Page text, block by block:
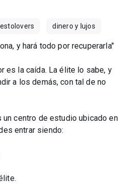
dinero y lujos
y hará todo por recuperarla"
es la caída. La élite lo sabe, y
a los demás, con tal de no
centro de estudio ubicado en
entrar siendo: